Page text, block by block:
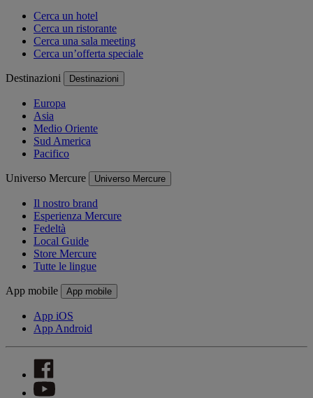
Cerca un hotel
Cerca un ristorante
Cerca una sala meeting
Cerca un’offerta speciale
Destinazioni Destinazioni
Europa
Asia
Medio Oriente
Sud America
Pacifico
Universo Mercure Universo Mercure
Il nostro brand
Esperienza Mercure
Fedeltà
Local Guide
Store Mercure
Tutte le lingue
App mobile App mobile
App iOS
App Android